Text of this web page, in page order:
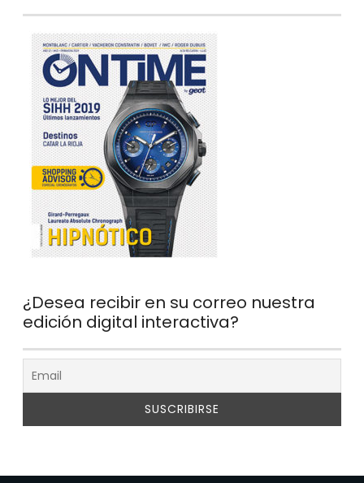
¿Desea recibir en su correo nuestra
edición digital interactiva?